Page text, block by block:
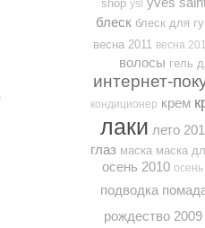
shop ysl
блеск блеск для
весна 2011 весна
волосы гель
интернет-
кондиционер крем
лаки лето
глаз маска маска
осень 2010
подводка
рождество 2009